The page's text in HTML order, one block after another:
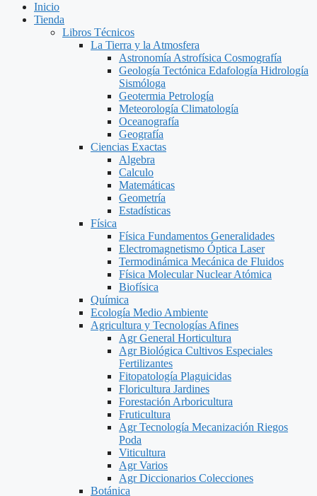
Inicio
Tienda
Libros Técnicos
La Tierra y la Atmosfera
Astronomía Astrofísica Cosmografía
Geología Tectónica Edafología Hidrología
Sismóloga
Geotermia Petrología
Meteorología Climatología
Oceanografía
Geografía
Ciencias Exactas
Algebra
Calculo
Matemáticas
Geometría
Estadísticas
Física
Física Fundamentos Generalidades
Electromagnetismo Óptica Laser
Termodinámica Mecánica de Fluidos
Física Molecular Nuclear Atómica
Biofísica
Química
Ecología Medio Ambiente
Agricultura y Tecnologías Afines
Agr General Horticultura
Agr Biológica Cultivos Especiales
Fertilizantes
Fitopatología Plaguicidas
Floricultura Jardines
Forestación Arboricultura
Fruticultura
Agr Tecnología Mecanización Riegos
Poda
Viticultura
Agr Varios
Agr Diccionarios Colecciones
Botánica